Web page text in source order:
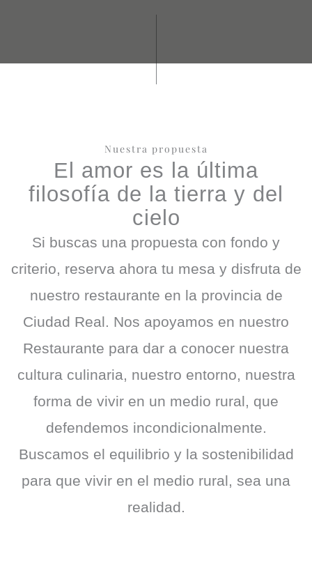
Nuestra propuesta
El amor es la última
filosofía de la tierra y del
cielo
Si buscas una propuesta con fondo y
criterio, reserva ahora tu mesa y disfruta de
nuestro restaurante en la provincia de
Ciudad Real. Nos apoyamos en nuestro
Restaurante para dar a conocer nuestra
cultura culinaria, nuestro entorno, nuestra
forma de vivir en un medio rural, que
defendemos incondicionalmente.
Buscamos el equilibrio y la sostenibilidad
para que vivir en el medio rural, sea una
realidad.